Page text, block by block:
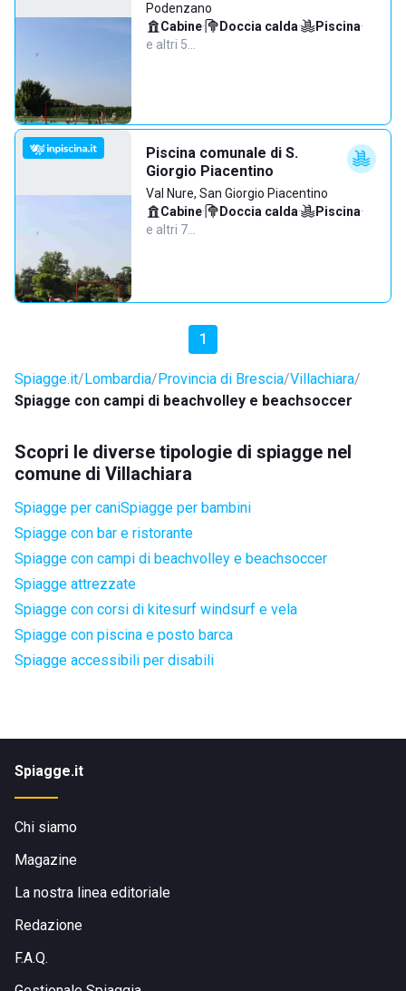
Podenzano
Cabine· Doccia calda· Piscina·
e altri 5…
Piscina comunale di S.
Giorgio Piacentino
Val Nure, San Giorgio Piacentino
Cabine· Doccia calda· Piscina·
e altri 7…
1
Spiagge.it Lombardia Provincia di Brescia Villachiara
Spiagge con campi di beachvolley e beachsoccer
Scopri le diverse tipologie di spiagge nel
comune di Villachiara
Spiagge per caniSpiagge per bambini
Spiagge con bar e ristorante
Spiagge con campi di beachvolley e beachsoccer
Spiagge attrezzate
Spiagge con corsi di kitesurf windsurf e vela
Spiagge con piscina e posto barca
Spiagge accessibili per disabili
Spiagge.it
Chi siamo
Magazine
La nostra linea editoriale
Redazione
F.A.Q.